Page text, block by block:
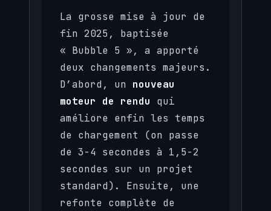
La grosse mise à jour de
fin 2025, baptisée
« Bubble 5 », a apporté
deux changements majeurs.
D’abord, un nouveau
moteur de rendu qui
améliore enfin les temps
de chargement (on passe
de 3-4 secondes à 1,5-2
secondes sur un projet
standard). Ensuite, une
refonte complète de